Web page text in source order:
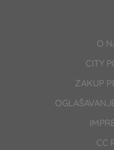
O
CITY
ZAKUP
CC